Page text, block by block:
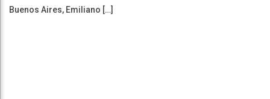
Buenos Aires, Emiliano […]